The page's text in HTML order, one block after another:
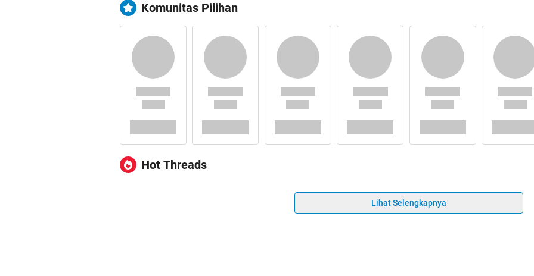
Komunitas Pilihan
Hot Threads
Lihat Selengkapnya